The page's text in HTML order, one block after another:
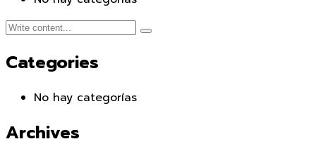
Categories
No hay categorías
Archives